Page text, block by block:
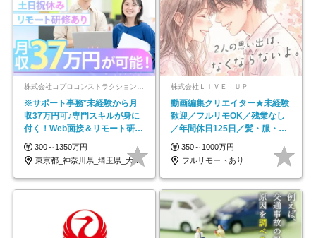
※サポート事務*未経験から月
収37万円可♪専門スキルが身に
付く！Web面接＆リモート研修
も充実♪/a
300～1350万円
東京都_神奈川県_埼玉県_大阪府_愛知県…
株式会社ＬＩＶＥ ＵＰ
動画編集クリエイター★未経験
歓迎／フルリモOK／残業なし
／年間休日125日／髪・服・ネ
イル自由／研修充実で安心
350～1000万円
フルリモートあり